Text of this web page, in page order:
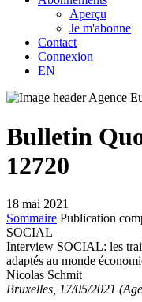
Aperçu
Je m'abonne
Contact
Connexion
EN
Bulletin
12720
18 mai 2021
Sommaire Publication
SOCIAL
Interview SOCIAL: les
adaptés au monde
Nicolas Schmit
Bruxelles, 17/05/2021